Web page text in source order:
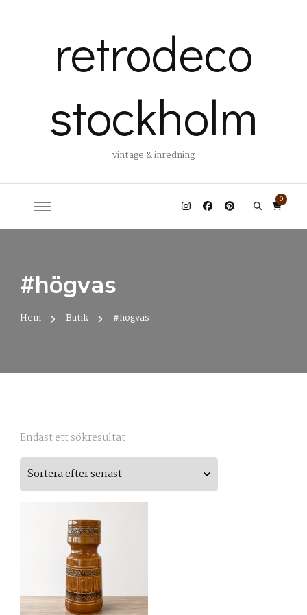
retrodeco
stockholm
vintage & inredning
0
#högvas
Hem Butik #högvas
Endast ett sökresultat